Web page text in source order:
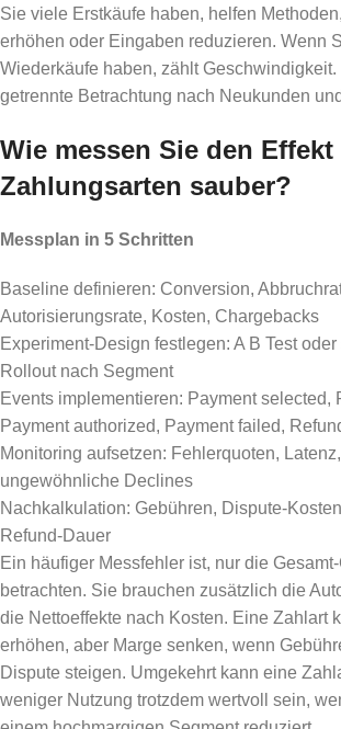
Sie viele Erstkäufe haben, helfen
erhöhen oder Eingaben reduzieren. Wenn
Wiederkäufe haben, zählt
getrennte Betrachtung nach Neukunden
Wie messen Sie den Effekt
Zahlungsarten sauber?
Messplan in 5 Schritten
Baseline definieren: Conversion,
Autorisierungsrate, Kosten, Chargebacks
Experiment-Design festlegen: A B Test
Rollout nach Segment
Events implementieren: Payment selected,
Payment authorized, Payment failed,
Monitoring aufsetzen: Fehlerquoten,
ungewöhnliche Declines
Nachkalkulation: Gebühren, Dispute-
Refund-Dauer
Ein häufiger Messfehler ist, nur die
betrachten. Sie brauchen zusätzlich die
die Nettoeffekte nach Kosten. Eine Zahlart
erhöhen, aber Marge senken, wenn
Dispute steigen. Umgekehrt kann eine
weniger Nutzung trotzdem wertvoll sein,